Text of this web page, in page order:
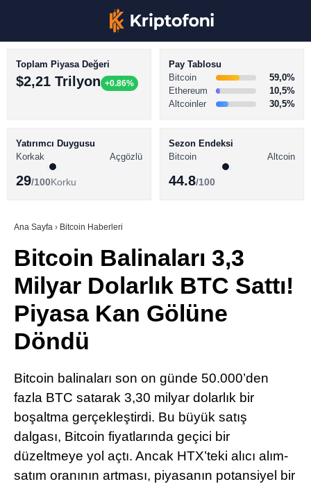
Youtube
TikTok
BİTCOİN HABERLERİ
ALTCOİN HABERLERİ
SÖZLÜK
Toplam Piyasa Değeri
$2,21 Trilyon +0.86%
Pay Tablosu
Bitcoin
59,0%
Ethereum
10,5%
Altcoinler
30,5%
Yatırımcı Duygusu
Korkak
Açgözlü
29/100Korku
Sezon Endeksi
Bitcoin
Altcoin
44.8/100
Ana Sayfa › Bitcoin Haberleri
Bitcoin Balinaları 3,3
Milyar Dolarlık BTC Sattı!
Piyasa Kan Gölüne
Döndü
Bitcoin balinaları son on günde 50.000’den
fazla BTC satarak 3,30 milyar dolarlık bir
boşaltma gerçekleştirdi. Bu büyük satış
dalgası, Bitcoin fiyatlarında geçici bir
düzeltmeye yol açtı. Ancak HTX’teki alıcı alım-
satım oranının artması, piyasanın potansiyel bir